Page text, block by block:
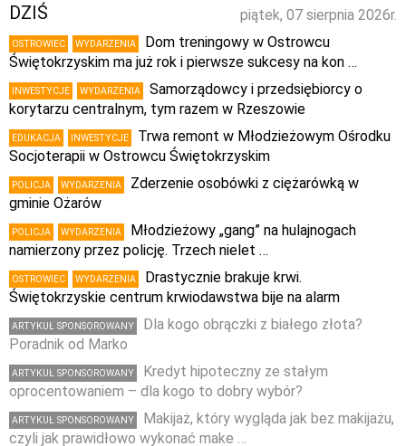
piątek, 07 sierpnia 2026r.
DZIŚ
OSTROWIEC WYDARZENIA
Dom treningowy w Ostrowcu
Świętokrzyskim ma już rok i pierwsze sukcesy na kon …
INWESTYCJE WYDARZENIA
Samorządowcy i przedsiębiorcy o
korytarzu centralnym, tym razem w Rzeszowie
EDUKACJA INWESTYCJE
Trwa remont w Młodzieżowym Ośrodku
Socjoterapii w Ostrowcu Świętokrzyskim
POLICJA WYDARZENIA
Zderzenie osobówki z ciężarówką w
gminie Ożarów
POLICJA WYDARZENIA
Młodzieżowy „gang” na hulajnogach
namierzony przez policję. Trzech nielet …
OSTROWIEC WYDARZENIA
Drastycznie brakuje krwi.
Świętokrzyskie centrum krwiodawstwa bije na alarm
ARTYKUŁ SPONSOROWANY
Dla kogo obrączki z białego złota?
Poradnik od Marko
ARTYKUŁ SPONSOROWANY
Kredyt hipoteczny ze stałym
oprocentowaniem – dla kogo to dobry wybór?
ARTYKUŁ SPONSOROWANY
Makijaż, który wygląda jak bez makijażu,
czyli jak prawidłowo wykonać make …